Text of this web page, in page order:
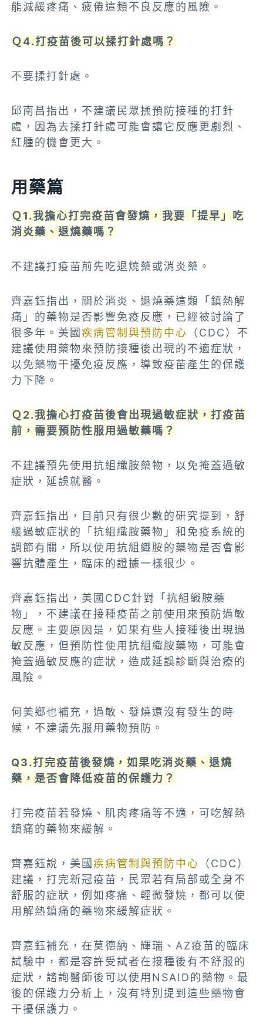
能減緩疼痛、疲倦這類不良反應的風險。
Ｑ4.打疫苗後可以揉打針處嗎？
不要揉打針處。
邱南昌指出，不建議民眾揉預防接種的打針
處，因為去揉打針處可能會讓它反應更劇烈、
紅腫的機會更大。
用藥篇
Ｑ1.我擔心打完疫苗會發燒，我要「提早」吃
消炎藥、退燒藥嗎？
不建議打疫苗前先吃退燒藥或消炎藥。
齊嘉鈺指出，關於消炎、退燒藥這類「鎮熱解
痛」的藥物是否影響免疫反應，已經被討論了
很多年。美國疾病管制與預防中心
（CDC）不
建議使用藥物來預防接種後出現的不適症狀，
以免藥物干擾免疫反應，導致疫苗產生的保護
力下降。
Ｑ2.我擔心打疫苗後會出現過敏症狀，打疫苗
前，需要預防性服用過敏藥嗎？
不建議預先使用抗組織胺藥物，以免掩蓋過敏
症狀，延誤就醫。
齊嘉鈺指出，目前只有很少數的研究提到，舒
緩過敏症狀的「抗組織胺藥物」和免疫系統的
調節有關，所以使用抗組織胺的藥物是否會影
響抗體產生，臨床的證據一樣很少。
齊嘉鈺指出，美國CDC針對「抗組織胺藥
物」，不建議在接種疫苗之前使用來預防過敏
反應。主要原因是，如果有些人接種後出現過
敏反應，但預防性使用抗組織胺藥物，可能會
掩蓋過敏反應的症狀，造成延誤診斷與治療的
風險。
何美鄉也補充，過敏、發燒還沒有發生的時
候，不建議先服用藥物預防。
Q3.打完疫苗後發燒，如果吃消炎藥、退燒
藥，是否會降低疫苗的保護力？
打完疫苗若發燒、肌肉疼痛等不適，可吃解熱
鎮痛的藥物來緩解。
齊嘉鈺說，美國疾病管制與預防中心
（CDC）
建議，打完新冠疫苗，民眾若有局部或全身不
舒服的症狀，例如疼痛、輕微發燒，都可以使
用解熱鎮痛的藥物來緩解症狀。
齊嘉鈺補充，在莫德納、輝瑞、AZ疫苗的臨床
試驗中，都是容許受試者在接種後有不舒服的
症狀，諮詢醫師後可以使用NSAID的藥物。最
後的保護力分析上，沒有特別提到這些藥物會
干擾保護力。